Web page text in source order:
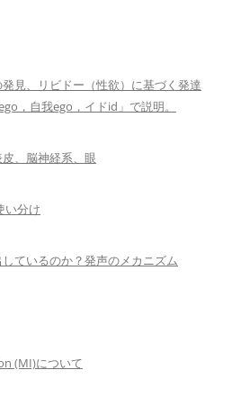
見、リビドー（性欲）に基づく発達
，自我ego，イドid」で説明。
、脳神経系、眼
分け
ているのか？発声のメカニズム
(MI)について